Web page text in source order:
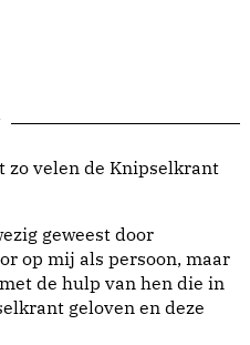
zo velen de Knipselkrant
geweest door
op mij als persoon, maar
de hulp van hen die in
geloven en deze